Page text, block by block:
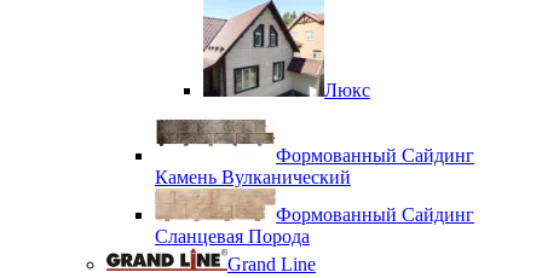
Люкс
Формованный Сайдинг
Камень Вулканический
Формованный Сайдинг
Сланцевая Порода
Grand Line